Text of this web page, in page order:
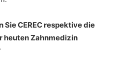
CEREC respektive die
heuten Zahnmedizin